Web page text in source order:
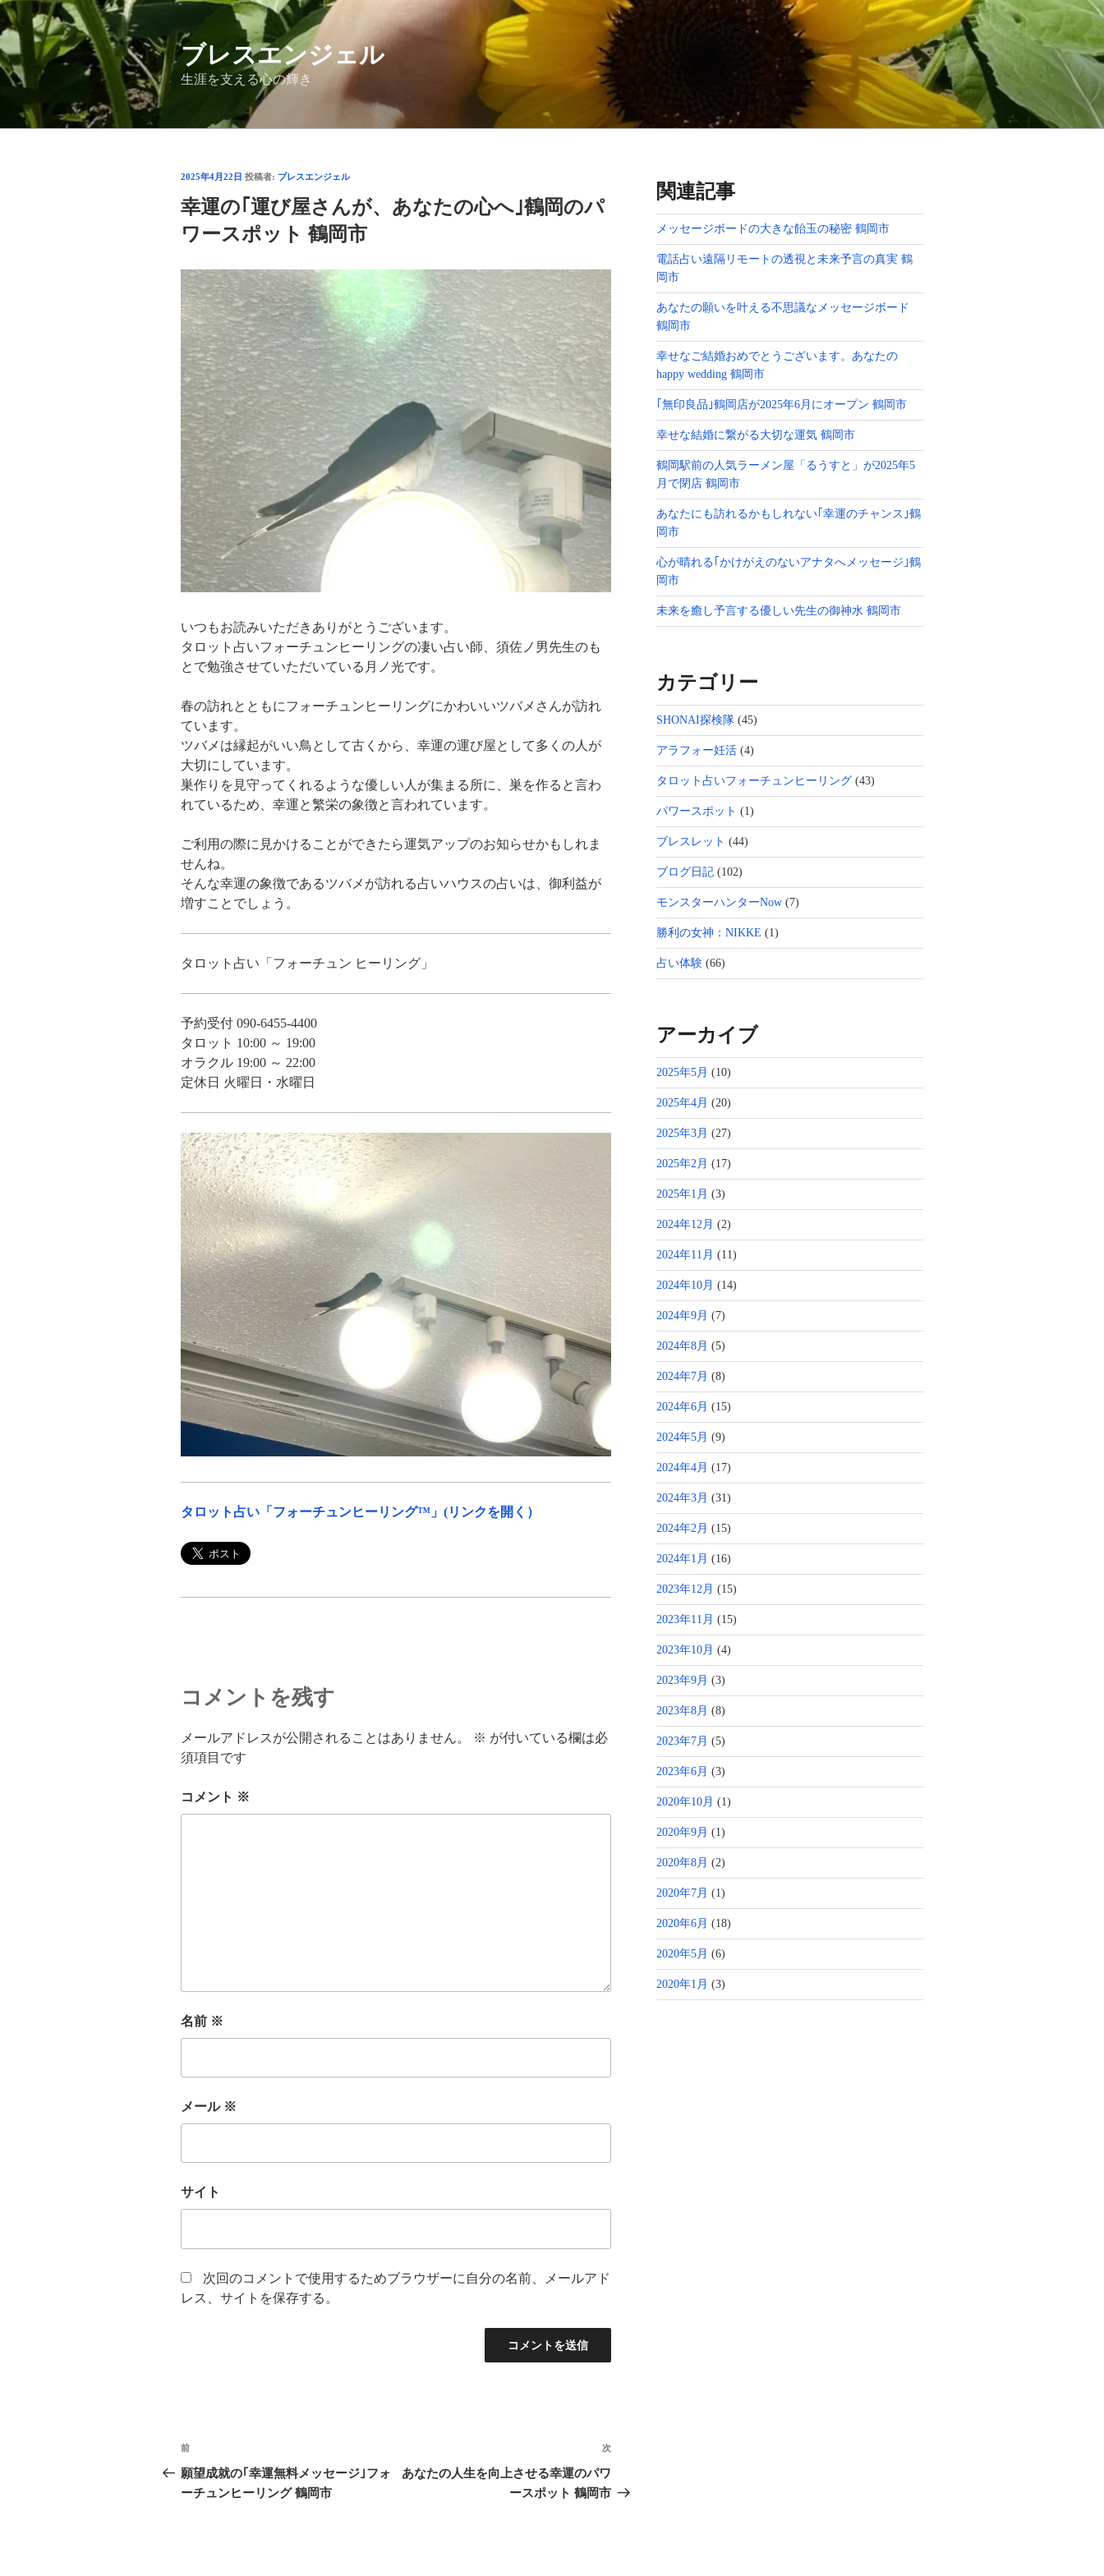
コ
ン
テ
ン
ツ
ス
ブレスエンジェル
生涯を支える心の輝き
投
日:
2025年4月22日 投稿者: ブレスエンジェル
幸運の｢運び屋さんが、あなたの心へ｣鶴岡のパ
ワースポット 鶴岡市
いつもお読みいただきありがとうございます。
タロット占いフォーチュンヒーリングの凄い占い師、須佐ノ男先生のも
とで勉強させていただいている月ノ光です。
春の訪れとともにフォーチュンヒーリングにかわいいツバメさんが訪れ
ています。
ツバメは縁起がいい鳥として古くから、幸運の運び屋として多くの人が
大切にしています。
巣作りを見守ってくれるような優しい人が集まる所に、巣を作ると言わ
れているため、幸運と繁栄の象徴と言われています。
ご利用の際に見かけることができたら運気アップのお知らせかもしれま
せんね。
そんな幸運の象徴であるツバメが訪れる占いハウスの占いは、御利益が
増すことでしょう。
タロット占い「フォーチュン ヒーリング」
予約受付 090-6455-4400
タロット 10:00 ～ 19:00
オラクル 19:00 ～ 22:00
定休日 火曜日・水曜日
タロット占い「フォーチュンヒーリング™」(リンクを開く）
コメントを残す
メールアドレスが公開されることはありません。 ※ が付いている欄は必
須項目です
コメント ※
名前 ※
メール ※
サイト
次回のコメントで使用するためブラウザーに自分の名前、メールアド
レス、サイトを保存する。
投
稿
ナ
前
の
投
前
願望成就の｢幸運無料メッセージ｣フォ
ーチュンヒーリング 鶴岡市
投
次
あなたの人生を向上させる幸運のパワ
ースポット 鶴岡市
関連記事
メッセージボードの大きな飴玉の秘密 鶴岡市
電話占い遠隔リモートの透視と未来予言の真実 鶴
岡市
あなたの願いを叶える不思議なメッセージボード
鶴岡市
幸せなご結婚おめでとうございます。あなたの
happy wedding 鶴岡市
｢無印良品｣鶴岡店が2025年6月にオープン 鶴岡市
幸せな結婚に繋がる大切な運気 鶴岡市
鶴岡駅前の人気ラーメン屋「るうすと」が2025年5
月で閉店 鶴岡市
あなたにも訪れるかもしれない｢幸運のチャンス｣鶴
岡市
心が晴れる｢かけがえのないアナタへメッセージ｣鶴
岡市
未来を癒し予言する優しい先生の御神水 鶴岡市
カテゴリー
SHONAI探検隊(45)
アラフォー妊活(4)
タロット占いフォーチュンヒーリング(43)
パワースポット (1)
ブレスレット (44)
ブログ日記(102)
モンスターハンターNow(7)
勝利の女神：NIKKE (1)
占い体験(66)
アーカイブ
2025年5月 (10)
2025年4月 (20)
2025年3月 (27)
2025年2月 (17)
2025年1月 (3)
2024年12月 (2)
2024年11月 (11)
2024年10月 (14)
2024年9月 (7)
2024年8月 (5)
2024年7月 (8)
2024年6月 (15)
2024年5月 (9)
2024年4月 (17)
2024年3月 (31)
2024年2月 (15)
2024年1月 (16)
2023年12月 (15)
2023年11月 (15)
2023年10月 (4)
2023年9月 (3)
2023年8月 (8)
2023年7月 (5)
2023年6月 (3)
2020年10月 (1)
2020年9月 (1)
2020年8月 (2)
2020年7月 (1)
2020年6月 (18)
2020年5月 (6)
2020年1月 (3)